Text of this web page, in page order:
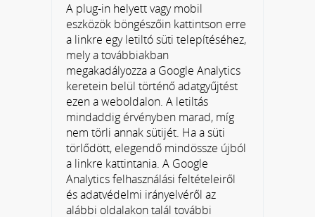
A plug-in helyett vagy mobil
eszközök böngészőin kattintson erre
a linkre egy letiltó süti telepítéséhez,
mely a továbbiakban
megakadályozza a Google Analytics
keretein belül történő adatgyűjtést
ezen a weboldalon. A letiltás
mindaddig érvényben marad, míg
nem törli annak sütijét. Ha a süti
törlődött, elegendő mindössze újból
a linkre kattintania. A Google
Analytics felhasználási feltételeiről
és adatvédelmi irányelvéről az
alábbi oldalakon talál további